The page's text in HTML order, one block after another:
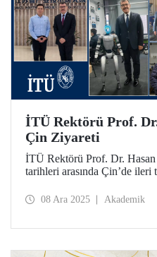
İTÜ Rektörü Prof.
Çin Ziyareti
İTÜ Rektörü Prof. Dr.
tarihleri arasında Çin’de
amaçlayan çeşitli temaslarda
Profesörlük ünvanı verildi.
08 Ara 2025 Akademik